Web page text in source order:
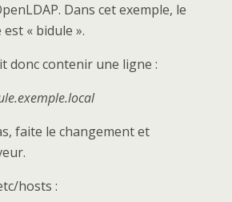
Dans cet exemple, le
« bidule ».
donc contenir une ligne :
faite le changement et
hosts :